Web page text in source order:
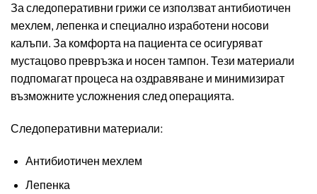
За следоперативни грижи се използват антибиотичен
мехлем, лепенка и специално изработени носови
калъпи. За комфорта на пациента се осигуряват
мустацово превръзка и носен тампон. Тези материали
подпомагат процеса на оздравяване и минимизират
възможните усложнения след операцията.
Следоперативни материали:
Антибиотичен мехлем
Лепенка